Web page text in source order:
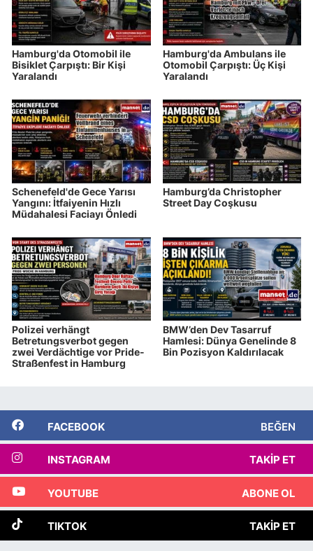
Hamburg'da Otomobil ile
Bisiklet Çarpıştı: Bir Kişi
Yaralandı
Hamburg'da Ambulans ile
Otomobil Çarpıştı: Üç Kişi
Yaralandı
Schenefeld'de Gece Yarısı
Yangını: İtfaiyenin Hızlı
Müdahalesi Faciayı Önledi
Hamburg’da Christopher
Street Day Coşkusu
Polizei verhängt
Betretungsverbot gegen
zwei Verdächtige vor Pride-
Straßenfest in Hamburg
BMW’den Dev Tasarruf
Hamlesi: Dünya Genelinde 8
Bin Pozisyon Kaldırılacak
FACEBOOK BEĞEN
INSTAGRAM TAKIP ET
YOUTUBE ABONE OL
TIKTOK TAKIP ET